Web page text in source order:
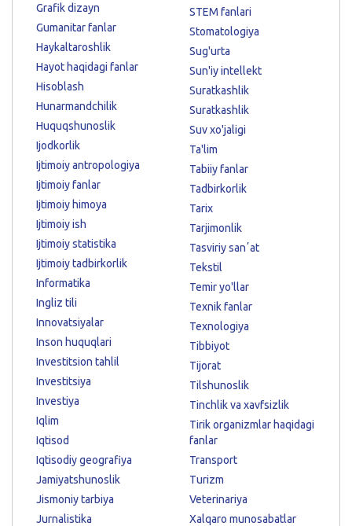
Grafik dizayn
Gumanitar fanlar
Haykaltaroshlik
Hayot haqidagi fanlar
Hisoblash
Hunarmandchilik
Huquqshunoslik
Ijodkorlik
Ijtimoiy antropologiya
Ijtimoiy fanlar
Ijtimoiy himoya
Ijtimoiy ish
Ijtimoiy statistika
Ijtimoiy tadbirkorlik
Informatika
Ingliz tili
Innovatsiyalar
Inson huquqlari
Investitsion tahlil
Investitsiya
Investiya
Iqlim
Iqtisod
Iqtisodiy geografiya
Jamiyatshunoslik
Jismoniy tarbiya
Jurnalistika
STEM fanlari
Stomatologiya
Sug'urta
Sun'iy intellekt
Suratkashlik
Suratkashlik
Suv xo'jaligi
Ta'lim
Tabiiy fanlar
Tadbirkorlik
Tarix
Tarjimonlik
Tasviriy sanʼat
Tekstil
Temir yo'llar
Texnik fanlar
Texnologiya
Tibbiyot
Tijorat
Tilshunoslik
Tinchlik va xavfsizlik
Tirik organizmlar haqidagi
fanlar
Transport
Turizm
Veterinariya
Xalqaro munosabatlar